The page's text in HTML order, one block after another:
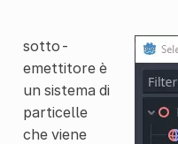
sotto-
emettitore è
un sistema di
particelle
che viene